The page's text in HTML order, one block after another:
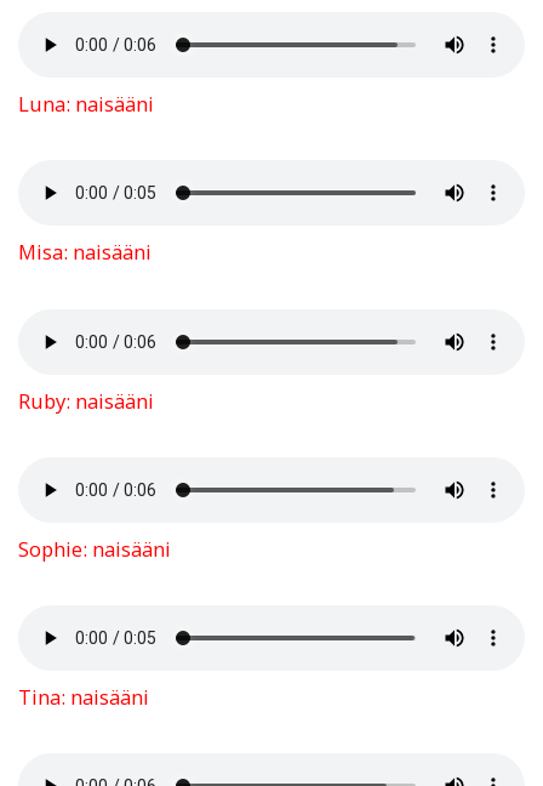
Luna: naisääni
Misa: naisääni
Ruby: naisääni
Sophie: naisääni
Tina: naisääni